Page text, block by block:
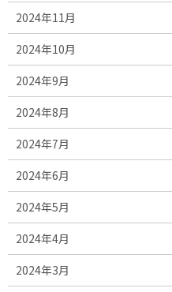
2024年11月
2024年10月
2024年9月
2024年8月
2024年7月
2024年6月
2024年5月
2024年4月
2024年3月